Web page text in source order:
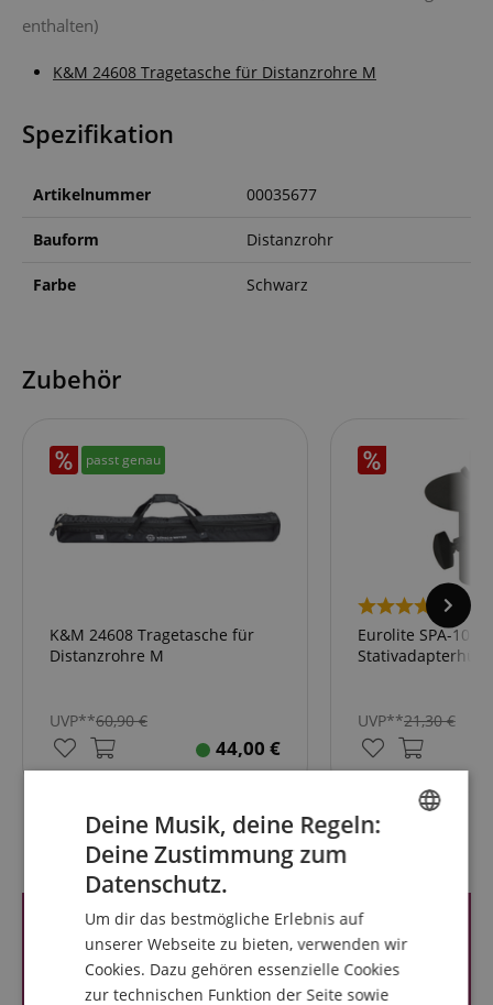
enthalten)
K&M 24608 Tragetasche für Distanzrohre M
Spezifikation
Artikelnummer 00035677
Bauform Distanzrohr
Farbe Schwarz
Zubehör
passt genau
K&M 24608 Tragetasche für
Distanzrohre M
UVP**60,90€
44,00 €
Eurolite SPA-10L
UVP**21,30€
Kundenbewertungen
FRENCH
Deine Musik, deine Regeln:
Deine Zustimmung zum
Datenschutz.
Um dir das bestmögliche Erlebnis auf
unserer Webseite zu bieten, verwenden wir
Cookies. Dazu gehören essenzielle Cookies
zur technischen Funktion der Seite sowie